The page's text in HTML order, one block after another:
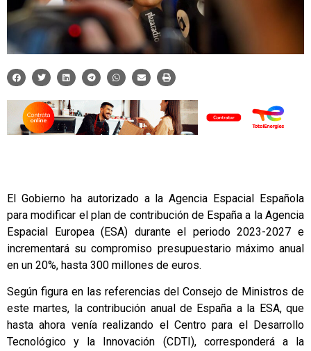
El Gobierno ha autorizado a la Agencia Espacial Española
para modificar el plan de contribución de España a la Agencia
Espacial Europea (ESA) durante el periodo 2023-2027 e
incrementará su compromiso presupuestario máximo anual
en un 20%, hasta 300 millones de euros.
Según figura en las referencias del Consejo de Ministros de
este martes, la contribución anual de España a la ESA, que
hasta ahora venía realizando el Centro para el Desarrollo
Tecnológico y la Innovación (CDTI), corresponderá a la